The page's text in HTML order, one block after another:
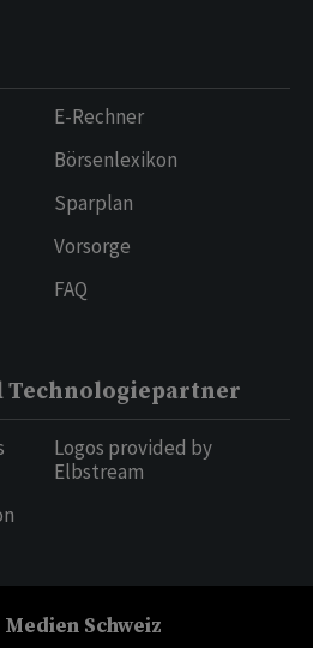
E-Rechner
Börsenlexikon
Sparplan
Vorsorge
FAQ
Technologiepartner
Logos provided by
Elbstream
Schweiz